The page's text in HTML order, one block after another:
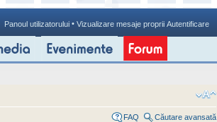
Panoul utilizatorului • Vizualizare mesaje proprii Autentificare
FAQ Căutare avansată